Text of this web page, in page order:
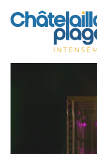
Aller
au
principal
Home – EN
Discover
Activities